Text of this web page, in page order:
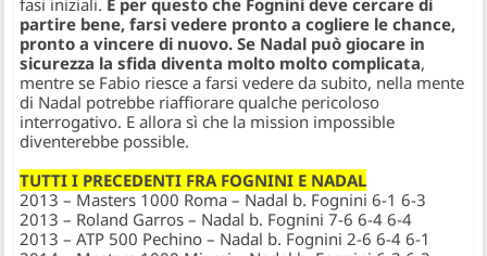
partire bene, farsi vedere pronto a cogliere le chance,
pronto a vincere di nuovo. Se Nadal può giocare in
sicurezza la sfida diventa molto molto complicata,
mentre se Fabio riesce a farsi vedere da subito, nella mente
di Nadal potrebbe riaffiorare qualche pericoloso
interrogativo. E allora sì che la mission impossible
diventerebbe possible.
TUTTI I PRECEDENTI FRA FOGNINI E NADAL
2013 – Masters 1000 Roma – Nadal b. Fognini 6-1 6-3
2013 – Roland Garros – Nadal b. Fognini 7-6 6-4 6-4
2013 – ATP 500 Pechino – Nadal b. Fognini 2-6 6-4 6-1